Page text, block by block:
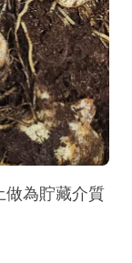
做為貯藏介質